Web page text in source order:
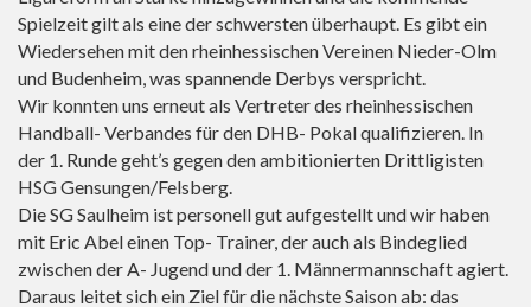
Spielzeit gilt als eine der schwersten überhaupt. Es gibt ein
Wiedersehen mit den rheinhessischen Vereinen Nieder-Olm
und Budenheim, was spannende Derbys verspricht.
Wir konnten uns erneut als Vertreter des rheinhessischen
Handball- Verbandes für den DHB- Pokal qualifizieren. In
der 1. Runde geht’s gegen den ambitionierten Drittligisten
HSG Gensungen/Felsberg.
Die SG Saulheim ist personell gut aufgestellt und wir haben
mit Eric Abel einen Top- Trainer, der auch als Bindeglied
zwischen der A- Jugend und der 1. Männermannschaft agiert.
Daraus leitet sich ein Ziel für die nächste Saison ab: das